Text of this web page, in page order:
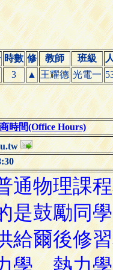
時數 修 教師 班級
3 ▲ 王耀德 光電一
時間(Office Hours)